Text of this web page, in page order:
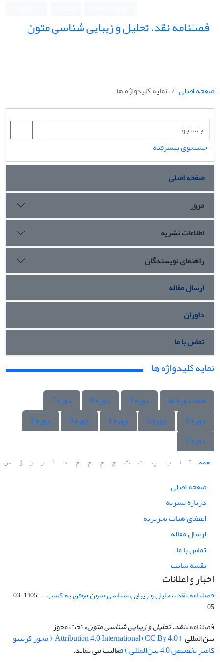
فصلنامه نقد، تحلیل و زیبایی شناسی متون
صفحه اصلی نمایه کلیدواژه ها
جستجوی پیشرفته
صفحه اصلی
مرور
اطلاعات نشریه
راهنمای نویسندگان
ارسال مقاله
داوران
تماس با ما
نمایه کلیدواژه ها
همه دوره ها دوره 9 دوره 8
دوره 7
دوره 6
دوره 5 دوره 4 دوره 3
دوره 2
دوره 1
همه آ ا ب پ ت ث ج چ ح خ د ذ ر ز ژ س
صفحه اصلی
درباره نشریه
اعضای هیات تحریریه
ارسال مقاله
تماس با ما
نقشه سایت
اخبار و اعلانات
فصلنامه نقد، تحلیل و زیبایی شناسی متون موفق به کسب ...
1405-03-
05
فصلنامه«نقد، تحلیل و زیبایی شناسی متون»تحت مجوز
بین‌المللی
Attribution 4.0 International (CC By 4.0 ) ( مجوز کریتیو
کامنز تخصیص 4.0 بین‌المللی ) ف
عالیت می نماید.